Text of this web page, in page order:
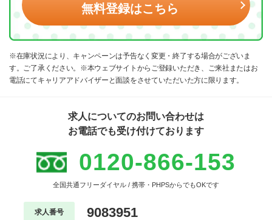
無料登録はこちら
※在庫状況により、キャンペーンは予告なく変更・終了する場合がございま
す。ご了承ください。※本ウェブサイトからご登録いただき、ご来社またはお
電話にてキャリアアドバイザーと面談をさせていただいた方に限ります。
求人についてのお問い合わせは
お電話でも受け付けております
0120-866-153
全国共通フリーダイヤル / 携帯・PHPSからでもOKです
求人番号 9083951